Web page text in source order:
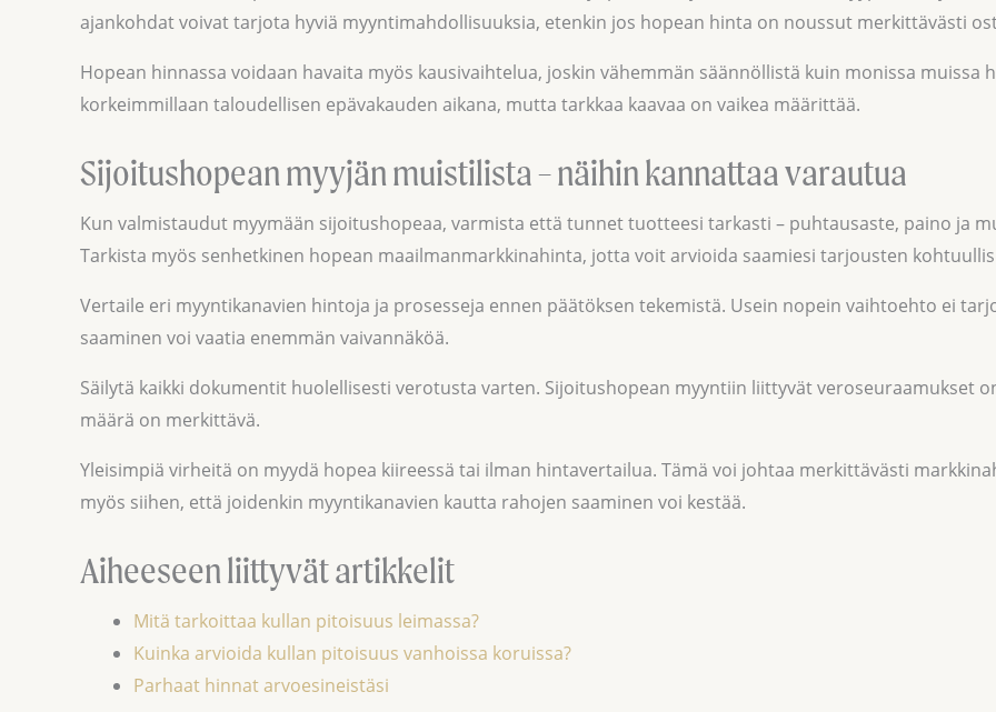
ajankohdat voivat tarjota hyviä myyntimahdollisuuksia, etenkin jos hopean hinta on noussut merkittävästi
Hopean hinnassa voidaan havaita myös kausivaihtelua, joskin vähemmän säännöllistä kuin monissa muissa
korkeimmillaan taloudellisen epävakauden aikana, mutta tarkkaa kaavaa on vaikea määrittää.
Sijoitushopean myyjän muistilista – näihin kannattaa varautua
Kun valmistaudut myymään sijoitushopeaa, varmista että tunnet tuotteesi tarkasti – puhtausaste, paino ja
Tarkista myös senhetkinen hopean maailmanmarkkinahinta, jotta voit arvioida saamiesi tarjousten
Vertaile eri myyntikanavien hintoja ja prosesseja ennen päätöksen tekemistä. Usein nopein vaihtoehto ei
saaminen voi vaatia enemmän vaivannäköä.
Säilytä kaikki dokumentit huolellisesti verotusta varten. Sijoitushopean myyntiin liittyvät veroseuraamukset
määrä on merkittävä.
Yleisimpiä virheitä on myydä hopea kiireessä tai ilman hintavertailua. Tämä voi johtaa merkittävästi
myös siihen, että joidenkin myyntikanavien kautta rahojen saaminen voi kestää.
Aiheeseen liittyvät artikkelit
Mitä tarkoittaa kullan pitoisuus leimassa?
Kuinka arvioida kullan pitoisuus vanhoissa koruissa?
Parhaat hinnat arvoesineistäsi